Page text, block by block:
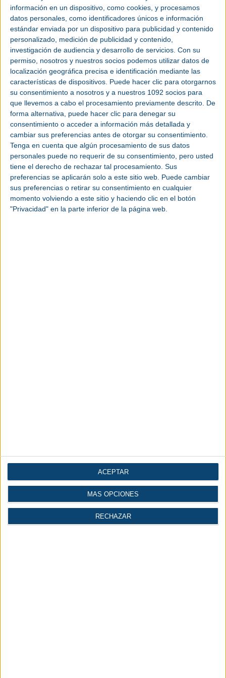
información en un dispositivo, como cookies, y procesamos
datos personales, como identificadores únicos e información
estándar enviada por un dispositivo para publicidad y contenido
personalizado, medición de publicidad y contenido,
investigación de audiencia y desarrollo de servicios. Con su
permiso, nosotros y nuestros socios podemos utilizar datos de
localización geográfica precisa e identificación mediante las
características de dispositivos. Puede hacer clic para otorgarnos
su consentimiento a nosotros y a nuestros 1092 socios para
que llevemos a cabo el procesamiento previamente descrito. De
forma alternativa, puede hacer clic para denegar su
consentimiento o acceder a información más detallada y
cambiar sus preferencias antes de otorgar su consentimiento.
Tenga en cuenta que algún procesamiento de sus datos
personales puede no requerir de su consentimiento, pero usted
tiene el derecho de rechazar tal procesamiento. Sus
preferencias se aplicarán solo a este sitio web. Puede cambiar
sus preferencias o retirar su consentimiento en cualquier
momento volviendo a este sitio y haciendo clic en el botón
"Privacidad" en la parte inferior de la página web.
MÁS OPCIONES
RECHAZAR
ACEPTAR
Se conoce también con otros nombres que van
compresores; como el Air-End en los compresores
compresores de pistón.
Otros términos
>Air-End
>Filtros de aire comprimido y gases
>Turbocompresor
>Lubricador